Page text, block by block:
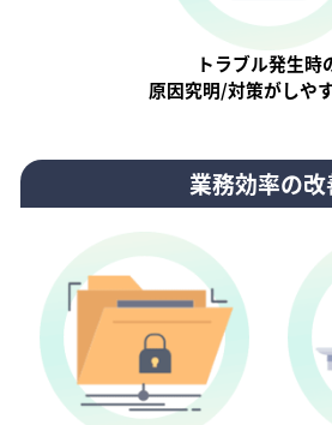
トラブル発生時
原因究明/対策がしや
業務効率の改